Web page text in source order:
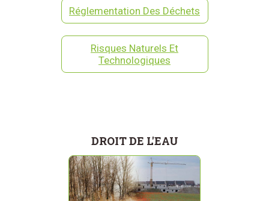
Réglementation Des Déchets
Risques Naturels Et
Technologiques
DROIT DE L'EAU